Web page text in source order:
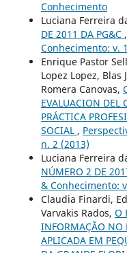
Conhecimento
Luciana Ferreira
DE 2011 DA PG&C ,
Conhecimento: v.
Enrique Pastor
Lopez Lopez, Blas
Romera Canovas,
EVALUACION DEL
PRÁCTICA
SOCIAL ,
n. 2 (2013)
Luciana Ferreira
NÚMERO 2 DE
& Conhecimento:
Claudia Finardi,
Varvakis Rados, O
INFORMAÇÃO NO
APLICADA EM